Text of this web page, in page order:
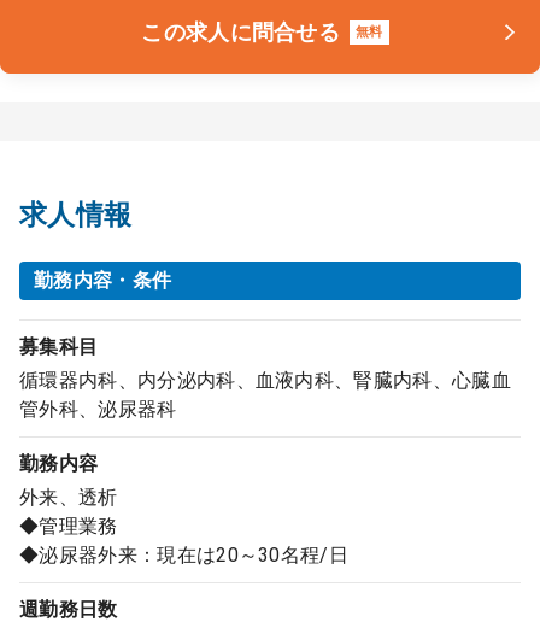
この求人に問合せる 無料
求人情報
勤務内容・条件
募集科目
循環器内科、内分泌内科、血液内科、腎臓内科、心臓血
管外科、泌尿器科
勤務内容
外来、透析
◆管理業務
◆泌尿器外来：現在は20～30名程/日
週勤務日数